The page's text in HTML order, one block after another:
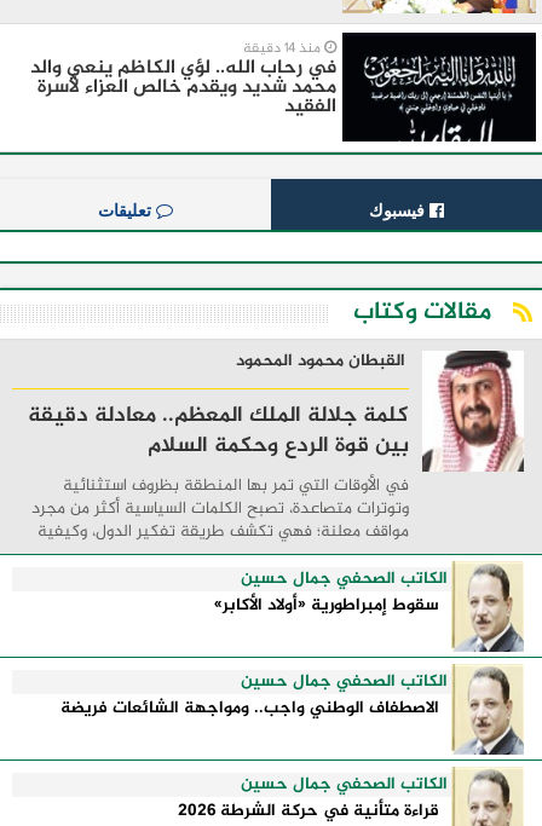
منذ 14 دقيقة
في رحاب الله.. لؤي الكاظم ينعي والد
محمد شديد ويقدم خالص العزاء لأسرة
الفقيد
فيسبوك تعليقات
مقالات وكتاب
القبطان محمود المحمود
كلمة جلالة الملك المعظم.. معادلة دقيقة
بين قوة الردع وحكمة السلام
في الأوقات التي تمر بها المنطقة بظروف استثنائية
وتوترات متصاعدة، تصبح الكلمات السياسية أكثر من مجرد
مواقف معلنة؛ فهي تكشف طريقة تفكير الدول، وكيفية
إدارتها للأزمات، والحدود التي تفصل بين القوة ...
الكاتب الصحفي جمال حسين
سقوط إمبراطورية «أولاد الأكابر»
الكاتب الصحفي جمال حسين
الاصطفاف الوطني واجب.. ومواجهة الشائعات فريضة
الكاتب الصحفي جمال حسين
قراءة متأنية في حركة الشرطة 2026